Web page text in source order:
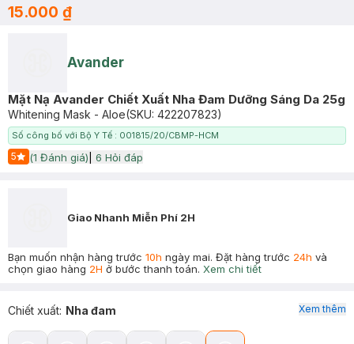
15.000 ₫
Avander
Mặt Nạ Avander Chiết Xuất Nha Đam Dưỡng Sáng Da 25g
Whitening Mask - Aloe(SKU: 422207823)
Số công bố với Bộ Y Tế : 001815/20/CBMP-HCM
5
Start Icon
(1 Đánh giá) 6 Hỏi đáp
Giao Nhanh Miễn Phí 2H
Bạn muốn nhận hàng trước 10h ngày mai. Đặt hàng trước 24h và
chọn giao hàng 2H ở bước thanh toán. Xem chi tiết
Chiết xuất: Nha đam Xem thêm